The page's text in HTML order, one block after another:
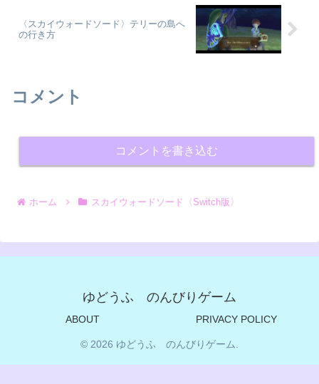
〈スカイウォードソード〉テリーの島へ
の行き方
コメント
コメントを書き込む
ホーム スカイウォードソード〈Switch版〉
ゆどうふ のんびりゲーム
ABOUT PRIVACY POLICY
© 2026 ゆどうふ のんびりゲーム.